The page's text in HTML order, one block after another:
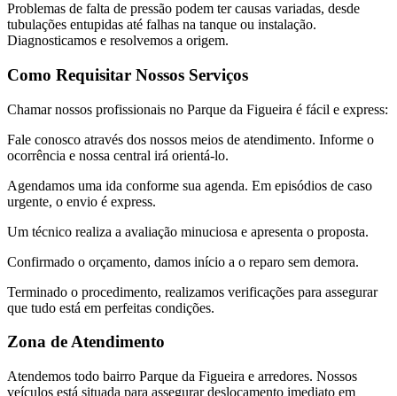
Problemas de falta de pressão podem ter causas variadas, desde
tubulações entupidas até falhas na tanque ou instalação.
Diagnosticamos e resolvemos a origem.
Como Requisitar Nossos Serviços
Chamar nossos profissionais no Parque da Figueira é fácil e express:
Fale conosco através dos nossos meios de atendimento. Informe o
ocorrência e nossa central irá orientá-lo.
Agendamos uma ida conforme sua agenda. Em episódios de caso
urgente, o envio é express.
Um técnico realiza a avaliação minuciosa e apresenta o proposta.
Confirmado o orçamento, damos início a o reparo sem demora.
Terminado o procedimento, realizamos verificações para assegurar
que tudo está em perfeitas condições.
Zona de Atendimento
Atendemos todo bairro Parque da Figueira e arredores. Nossos
veículos está situada para assegurar deslocamento imediato em